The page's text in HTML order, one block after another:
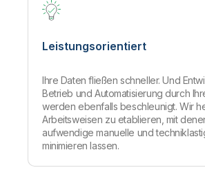
Leistungsorientiert
Ihre Daten fließen schneller. Und
Betrieb und Automatisierung durch
werden ebenfalls beschleunigt. Wir
Arbeitsweisen zu etablieren, mit
aufwendige manuelle und
minimieren lassen.